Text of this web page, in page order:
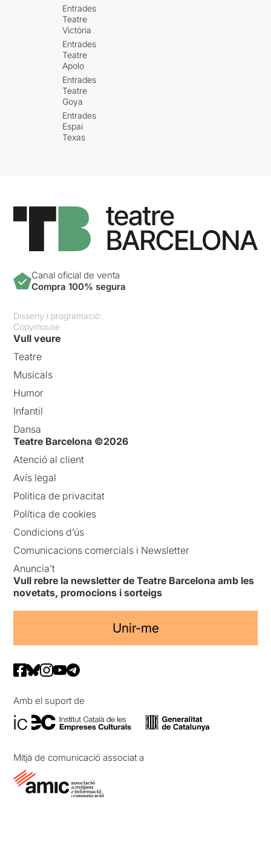
Entrades
Teatre
Victòria
Entrades
Teatre
Apolo
Entrades
Teatre
Goya
Entrades
Espai
Texas
Canal oficial de venta
Compra 100% segura
Disseny i programació:
Copymouse
Vull veure
Teatre
Musicals
Humor
Infantil
Dansa
Teatre Barcelona ©2026
Atenció al client
Avís legal
Política de privacitat
Política de cookies
Condicions d’ús
Comunicacions comercials i Newsletter
Anuncia’t
Vull rebre la newsletter de Teatre Barcelona amb les
novetats, promocions i sorteigs
Unir-me
Amb el suport de
Mitjà de comunicació associat a